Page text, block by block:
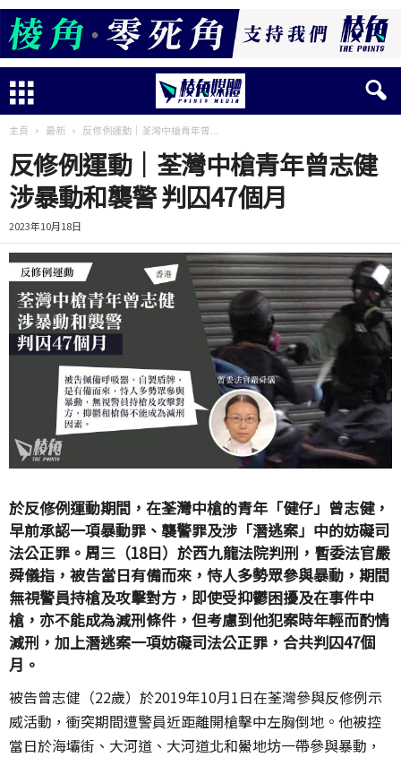
主頁 最新 反修例運動｜荃灣中槍青年曾...
反修例運動｜荃灣中槍青年曾志健
涉暴動和襲警 判囚47個月
2023年10月18日
於反修例運動期間，在荃灣中槍的青年「健仔」曾志健，
早前承認一項暴動罪、襲警罪及涉「潛逃案」中的妨礙司
法公正罪。周三（18日）於西九龍法院判刑，暫委法官嚴
舜儀指，被告當日有備而來，恃人多勢眾參與暴動，期間
無視警員持槍及攻擊對方，即使受抑鬱困擾及在事件中
槍，亦不能成為減刑條件，但考慮到他犯案時年輕而酌情
減刑，加上潛逃案一項妨礙司法公正罪，合共判囚47個
月。
被告曾志健（22歲）於2019年10月1日在荃灣參與反修例示
威活動，衝突期間遭警員近距離開槍擊中左胸倒地。他被控
當日於海壩街、大河道、大河道北和鱟地坊一帶參與暴動，